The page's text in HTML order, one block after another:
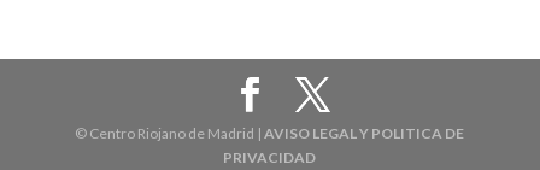
© Centro Riojano de Madrid |AVISO LEGAL Y POLITICA DE
PRIVACIDAD